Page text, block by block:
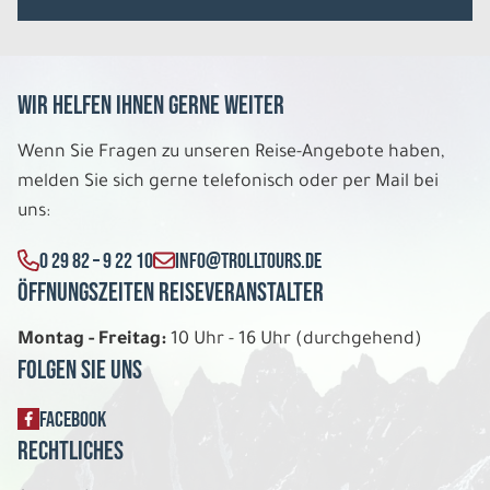
Fr. 08.01. - Fr. 15.01.2027
Entspanntes Lappland
P.P. AB
8 Tage
Wir helfen Ihnen gerne weiter
Wenn Sie Fragen zu unseren Reise-Angebote haben,
melden Sie sich gerne telefonisch oder per Mail bei
uns:
0 29 82 – 9 22 10 INFO@TROLLTOURS.DE
Öffnungszeiten Reiseveranstalter
Montag - Freitag: 10 Uhr - 16 Uhr (durchgehend)
Folgen Sie uns
FACEBOOK
Rechtliches